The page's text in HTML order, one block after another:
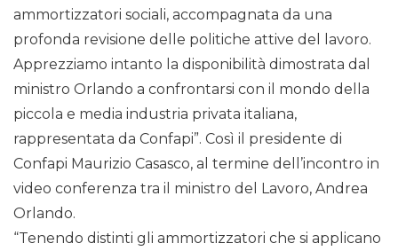
ammortizzatori sociali, accompagnata da una
profonda revisione delle politiche attive del lavoro.
Apprezziamo intanto la disponibilità dimostrata dal
ministro Orlando a confrontarsi con il mondo della
piccola e media industria privata italiana,
rappresentata da Confapi”. Così il presidente di
Confapi Maurizio Casasco, al termine dell’incontro in
video conferenza tra il ministro del Lavoro, Andrea
Orlando.
“Tenendo distinti gli ammortizzatori che si applicano